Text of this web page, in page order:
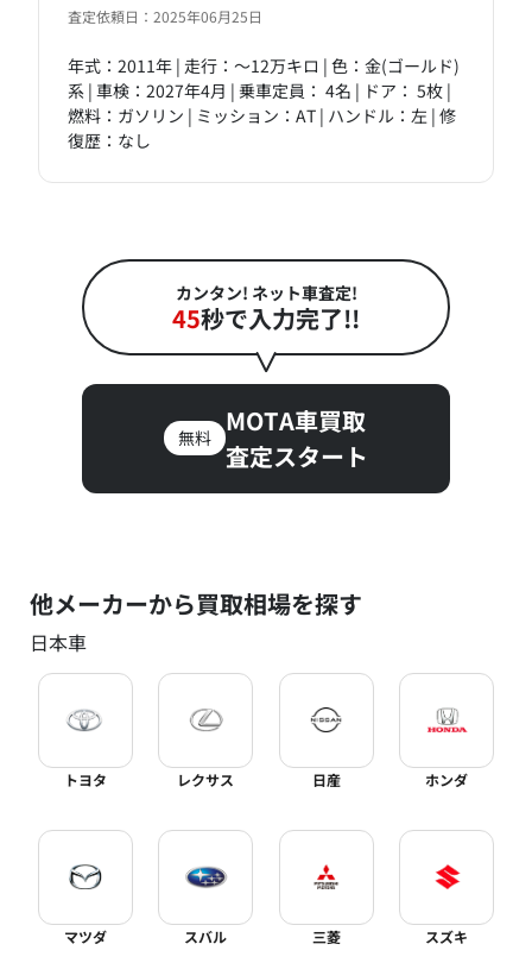
査定依頼日：2025年06月25日
年式：2011年 | 走行：～12万キロ | 色：金(ゴールド)
系 | 車検：2027年4月 | 乗車定員： 4名 | ドア： 5枚 |
燃料：ガソリン | ミッション：AT | ハンドル：左 | 修
復歴：なし
カンタン! ネット車査定!
45秒で入力完了!!
無料
MOTA車買取
査定スタート
他メーカーから買取相場を探す
日本車
トヨタ レクサス 日産 ホンダ
マツダ スバル 三菱 スズキ